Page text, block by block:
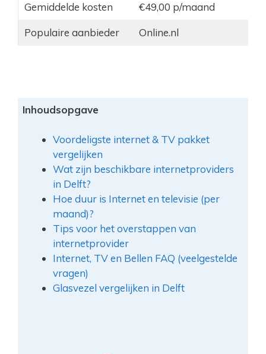
Gemiddelde kosten €49,00 p/maand
Populaire aanbieder Online.nl
Inhoudsopgave
Voordeligste internet & TV pakket
vergelijken
Wat zijn beschikbare internetproviders
in Delft?
Hoe duur is Internet en televisie (per
maand)?
Tips voor het overstappen van
internetprovider
Internet, TV en Bellen FAQ (veelgestelde
vragen)
Glasvezel vergelijken in Delft